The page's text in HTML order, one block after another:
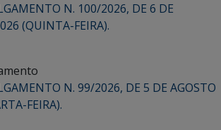
N. 100/2026, DE 6 DE
(QUINTA-FEIRA).
N. 99/2026, DE 5 DE AGOSTO
FEIRA).